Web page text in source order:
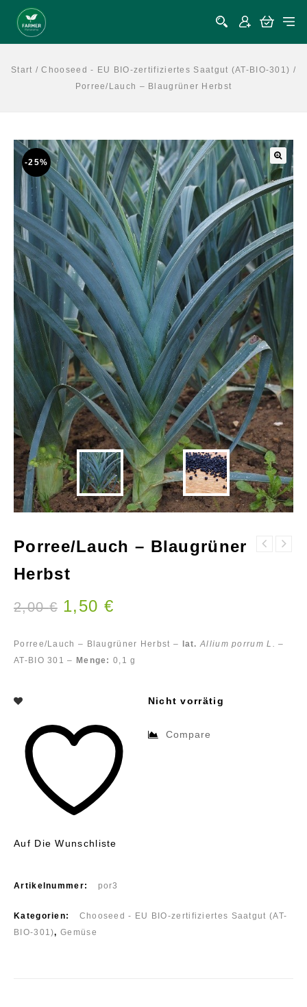
Start /Chooseed - EU BIO-zertifiziertes Saatgut (AT-BIO-301) /
Porree/Lauch – Blaugrüner Herbst
🔍
-25%
Porree/Lauch – Blaugrüner
Herbst
2,00€ 1,50 €
Porree/Lauch – Blaugrüner Herbst – lat. Allium porrum L. –
AT-BIO 301 – Menge: 0,1 g
Nicht vorrätig
Auf Die Wunschliste
Compare
Artikelnummer: por3
Kategorien:
Chooseed - EU BIO-zertifiziertes Saatgut (AT-
BIO-301),Gemüse